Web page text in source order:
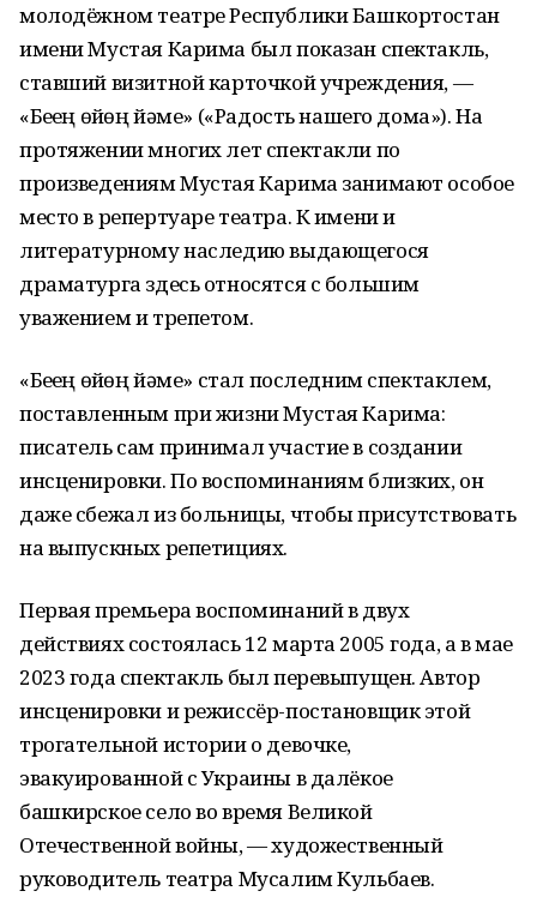
молодёжном театре Республики Башкортостан
имени Мустая Карима был показан спектакль,
ставший визитной карточкой учреждения, —
«Беҙҙең өйҙөң йәме» («Радость нашего дома»). На
протяжении многих лет спектакли по
произведениям Мустая Карима занимают особое
место в репертуаре театра. К имени и
литературному наследию выдающегося
драматурга здесь относятся с большим
уважением и трепетом.
«Беҙҙең өйҙөң йәме» стал последним спектаклем,
поставленным при жизни Мустая Карима:
писатель сам принимал участие в создании
инсценировки. По воспоминаниям близких, он
даже сбежал из больницы, чтобы присутствовать
на выпускных репетициях.
Первая премьера воспоминаний в двух
действиях состоялась 12 марта 2005 года, а в мае
2023 года спектакль был перевыпущен. Автор
инсценировки и режиссёр-постановщик этой
трогательной истории о девочке,
эвакуированной с Украины в далёкое
башкирское село во время Великой
Отечественной войны, — художественный
руководитель театра Мусалим Кульбаев.